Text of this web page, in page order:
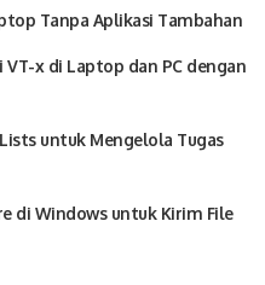
Tanpa Aplikasi Tambahan
x di Laptop dan PC dengan
untuk Mengelola Tugas
di Windows untuk Kirim File